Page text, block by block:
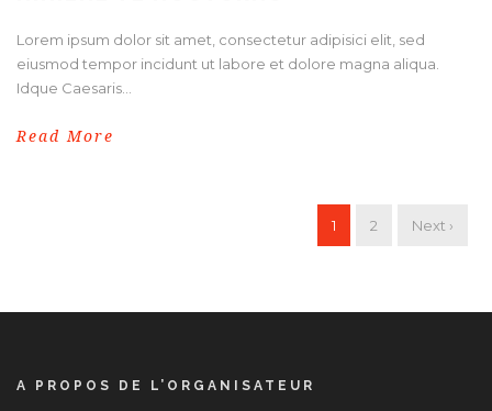
Lorem ipsum dolor sit amet, consectetur adipisici elit, sed
eiusmod tempor incidunt ut labore et dolore magna aliqua.
Idque Caesaris...
Read More
1 2 Next ›
A PROPOS DE L’ORGANISATEUR